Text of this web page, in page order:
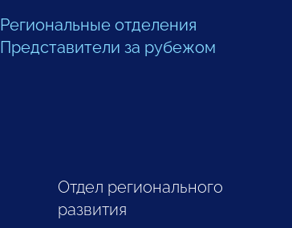
Региональные отделения
Представители за рубежом
Отдел регионального
развития